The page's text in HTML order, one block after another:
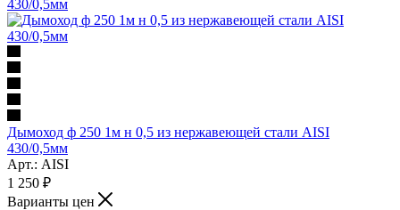
Дымоход ф 250 1м н 0,5 из нержавеющей стали AISI
430/0,5мм
Арт.: AISI
1 250 ₽
Варианты цен